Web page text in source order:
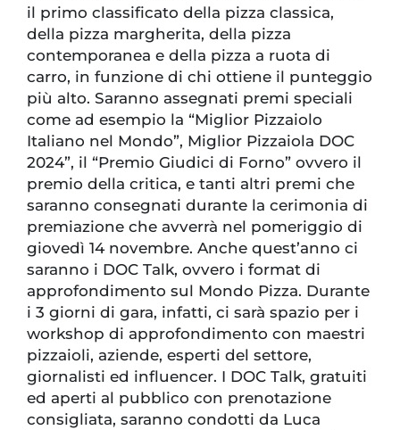
il primo classificato della pizza classica,
della pizza margherita, della pizza
contemporanea e della pizza a ruota di
carro, in funzione di chi ottiene il punteggio
più alto. Saranno assegnati premi speciali
come ad esempio la “Miglior Pizzaiolo
Italiano nel Mondo”, Miglior Pizzaiola DOC
2024”, il “Premio Giudici di Forno” ovvero il
premio della critica, e tanti altri premi che
saranno consegnati durante la cerimonia di
premiazione che avverrà nel pomeriggio di
giovedì 14 novembre. Anche quest’anno ci
saranno i DOC Talk, ovvero i format di
approfondimento sul Mondo Pizza. Durante
i 3 giorni di gara, infatti, ci sarà spazio per i
workshop di approfondimento con maestri
pizzaioli, aziende, esperti del settore,
giornalisti ed influencer. I DOC Talk, gratuiti
ed aperti al pubblico con prenotazione
consigliata, saranno condotti da Luca